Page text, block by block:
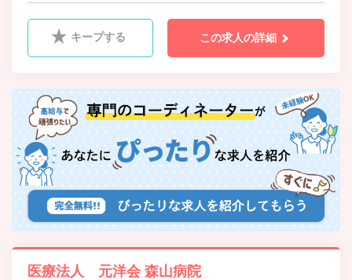
キープする この求人の詳細
医療法人 元洋会 森山病院